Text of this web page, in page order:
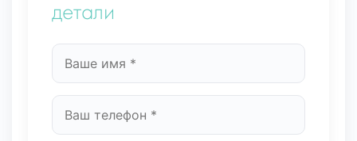
детали